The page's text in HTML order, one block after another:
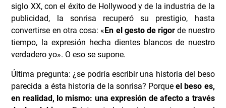
siglo XX, con el éxito de Hollywood y de la industria de la
publicidad, la sonrisa recuperó su prestigio, hasta
convertirse en otra cosa: « En el gesto de rigorde nuestro
tiempo, la expresión hecha dientes blancos de nuestro
verdadero yo». O eso se supone.
Última pregunta: ¿se podría escribir una historia del beso
parecida a ésta historia de la sonrisa? Porqueel beso es,
en realidad, lo mismo: una expresión de afecto a través